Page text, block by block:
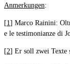
Anmerkungen:
[1 ] Marco Rainini:
e le testimonianze di
[2] Er soll zwei Texte